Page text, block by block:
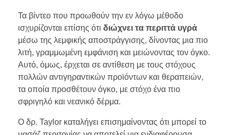
Τα βίντεο που προωθούν την εν λόγω μέθοδο
ισχυρίζονται επίσης ότι διώχνει τα περιττά υγρά
μέσω της λεμφικής αποστράγγισης, δίνοντας μια πιο
λιτή, γραμμωμένη εμφάνιση και μειώνοντας τον όγκο.
Αυτό, όμως, έρχεται σε αντίθεση με τους στόχους
πολλών αντιγηραντικών προϊόντων και θεραπειών,
τα οποία προσθέτουν όγκο, με στόχο ένα πιο
σφριγηλό και νεανικό δέρμα.
Ο δρ. Taylor καταλήγει επισημαίνοντας ότι μπορεί το